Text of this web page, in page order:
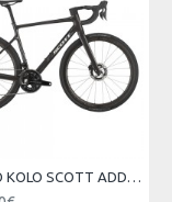
System
CESTNO KOLO SCOTT ADDICT 10 čr 25